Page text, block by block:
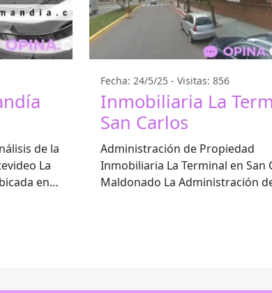
de la
La
en
Fecha: 24/5/25 - Visitas: 856
Inmobiliaria La
San Carlos
Administración de Propiedad
Inmobiliaria La Terminal en San
Maldonado La Administración de